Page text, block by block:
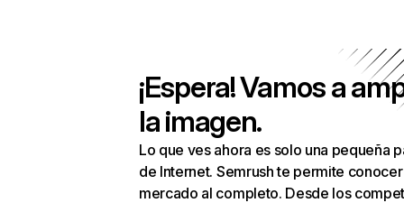
¡Espera! Vamos a
la imagen.
Lo que ves ahora es solo una pequeña
de Internet. Semrush te permite
mercado al completo. Desde los